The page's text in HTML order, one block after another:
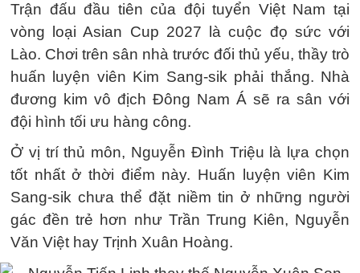
Trận đấu đầu tiên của đội tuyển Việt Nam tại
vòng loại Asian Cup 2027 là cuộc đọ sức với
Lào. Chơi trên sân nhà trước đối thủ yếu, thầy trò
huấn luyện viên Kim Sang-sik phải thắng. Nhà
đương kim vô địch Đông Nam Á sẽ ra sân với
đội hình tối ưu hàng công.
Ở vị trí thủ môn, Nguyễn Đình Triệu là lựa chọn
tốt nhất ở thời điểm này. Huấn luyện viên Kim
Sang-sik chưa thể đặt niềm tin ở những người
gác đền trẻ hơn như Trần Trung Kiên, Nguyễn
Văn Việt hay Trịnh Xuân Hoàng.